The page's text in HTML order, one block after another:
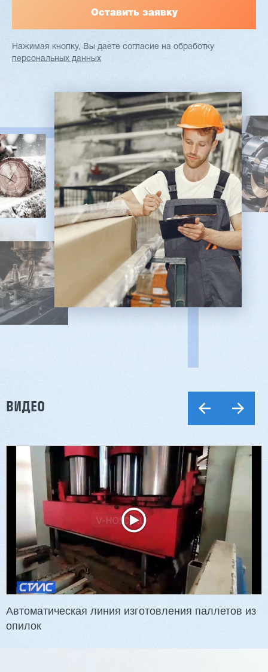
Нажимая кнопку, Вы даете согласие на обработку
персональных данных
ВИДЕО
Автоматическая линия изготовления паллетов из
опилок